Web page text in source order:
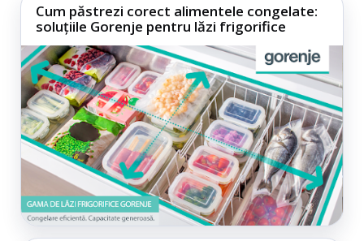
Cum păstrezi corect alimentele congelate:
soluțiile Gorenje pentru lăzi frigorifice